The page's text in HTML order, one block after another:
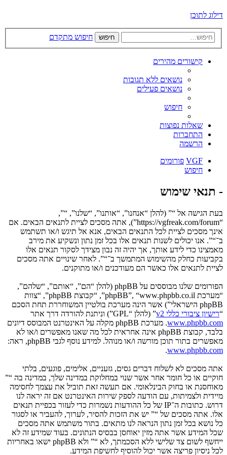
דילוג לתוכן
חיפוש חיפוש מתקדם
קישורים מהירים
נושאים ללא תגובות
נושאים פעילים
חיפוש
שאלות נפוצות
התחברות
הרשמה
VGF פורומים
חיפוש
- תנאי שימוש
בעת הגישה אל “” (להלן “אנחנו”, “אותנו”, “שלנו”, “”,
“https://vgfreak.com/forum”), אתה מסכים לציית לתנאים הבאים. אם
אינך מסכים לציית לכל התנאים הבאים, אנא אל תיגש ו/או תשתמש
ב־“”. אנו יכולים לשנות תנאים אלו בכל זמן נתון ונשקיע את מירב
מאמצינו כדי לידע אותך, אך יהיה זה נבון מצידך לסקור תנאים אלו
בקביעות כחלק מהשימוש המתמשך ב־“”. לאחר שינויים אתה מסכים
לציית לתנאים אלו כאשר הם מעודכנים ו/או מתוקנים.
הפורומים שלנו מבוססים על phpBB (להלן “הם”, “אותם”, “שלהם”,
“מערכת phpBB”, “www.phpbb.co.il”, “קבוצת phpBB”, “צוות
phpBB הישראלי”) אשר הינה מערכת בולטיין המשוחררת תחת הסכם
“רישיון ציבורי כללי v2
” (להלן “GPL”) וניתנת להורדה דרך אתר
www.phpbb.com
. מערכת phpBB מקלה על האינטרנט המבוסס דיונים
בלבד, קבוצת phpBB אינה אחראית לכל מה שאנו מאפשרים ו/או לא
מאפשרים בתור תוכן מורשה ו/או מנוהל. למידע נוסף לגבי phpBB, ראה:
www.phpbb.com
.
אתה מסכים לא לשלוח דברים גסים, גזעניים, אלימים, פוגעים, בלתי
חוקיים או כל חומר אחר אשר שנוי במחלוקת במדינה שלך, במדינה בה “”
מאוחסנת או בחוק הבינלאומי. אם תעשה זאת תוביל את עצמך לחסימה
מיידית ולצמיתות, עם הודעה לספק שירות האינטרנט אם זה יראה לנו
דרוש. כתובות ה־IP של כל ההודעות נשמרות כדי לעזור בכפיית תנאים
אלו. אתה מסכים של “” יש את הזכות להסיר, לערוך, להעביר או לסגור
כל נושא בכל זמן נתון הנראה לנו מתאים. בתור משתמש אתה מסכים
שכל המידע אשר אתה מזין יאוחסן בבסיס הנתונים. בעוד שמידע זה לא
ייחשף לשום צד שלישי ללא הסכמתך, לא “” ולא phpBB ישאו באחריות
לכל ניסיון פריצה אשר יכול להוסיף לחשיפת המידע.